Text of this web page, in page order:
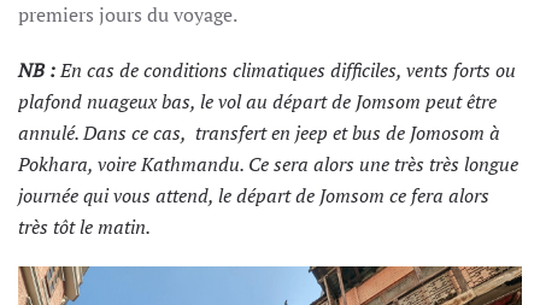
premiers jours du voyage.
NB :En cas de conditions climatiques difficiles, vents forts ou
plafond nuageux bas, le vol au départ de Jomsom peut être
annulé. Dans ce cas, transfert en jeep et bus de Jomosom à
Pokhara, voire Kathmandu. Ce sera alors une très très longue
journée qui vous attend, le départ de Jomsom ce fera alors
très tôt le matin.